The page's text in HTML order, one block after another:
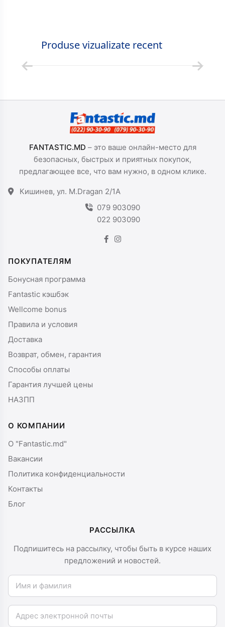
Produse vizualizate recent
FANTASTIC.MD – это ваше онлайн-место для
безопасных, быстрых и приятных покупок,
предлагающее все, что вам нужно, в одном клике.
Кишинев, ул. M.Dragan 2/1A
079 903090
022 903090
ПОКУПАТЕЛЯМ
Бонусная программа
Fantastic кэшбэк
Wellcome bonus
Правила и условия
Доставка
Возврат, обмен, гарантия
Способы оплаты
Гарантия лучшей цены
НАЗПП
О КОМПАНИИ
О "Fantastic.md"
Вакансии
Политика конфиденциальности
Контакты
Блог
РАССЫЛКА
Подпишитесь на рассылку, чтобы быть в курсе наших
предложений и новостей.
Имя и фамилия
Email